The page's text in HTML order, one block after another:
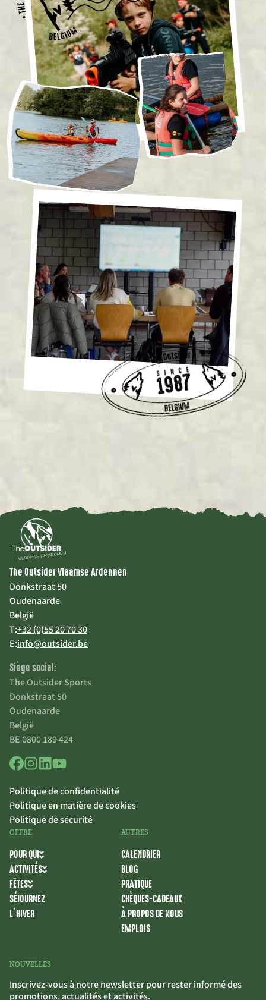
The Outsider Vlaamse Ardennen
Donkstraat 50
Oudenaarde
België
T:+32 (0)55 20 70 30
E:info@outsider.be
Siège social:
The Outsider Sports
Donkstraat 50
Oudenaarde
België
BE 0800 189 424
Politique de confidentialité
Politique en matière de cookies
Politique de sécurité
OFFRE
POUR QUI
ACTIVITÉS
FÊTES
SÉJOURNEZ
L’HIVER
AUTRES
CALENDRIER
BLOG
PRATIQUE
CHÈQUES-CADEAUX
À PROPOS DE NOUS
EMPLOIS
NOUVELLES
Inscrivez-vous à notre newsletter pour rester informé des
promotions, actualités et activités.